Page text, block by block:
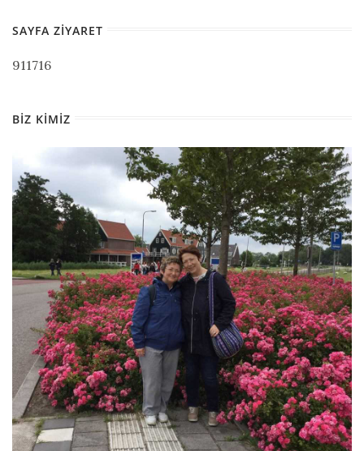
SAYFA ZIYARET
911716
BIZ KIMIZ